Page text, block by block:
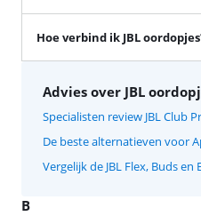
Hoe verbind ik JBL
Advies over JBL
Specialisten review JBL Club
De beste alternatieven voor
Vergelijk de JBL Flex, Buds
B